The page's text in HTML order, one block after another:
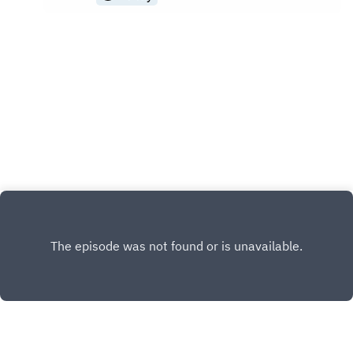
Schwimm-Ikone Michael Phelps. Am Ende gelang